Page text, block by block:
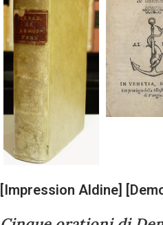
[Impression Aldine]